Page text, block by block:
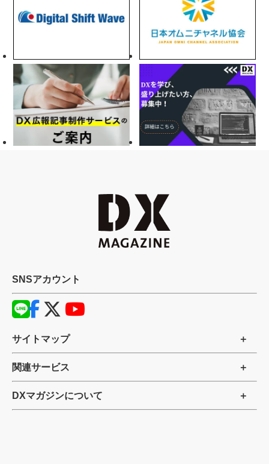
SNSアカウント
サイトマップ
関連サービス
DXマガジンについて